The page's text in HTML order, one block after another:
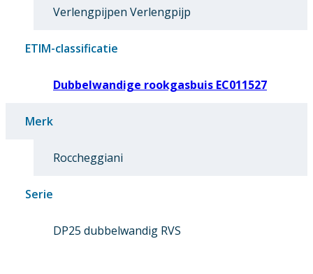
Verlengpijpen Verlengpijp
ETIM-classificatie
Dubbelwandige rookgasbuis EC011527
Merk
Roccheggiani
Serie
DP25 dubbelwandig RVS